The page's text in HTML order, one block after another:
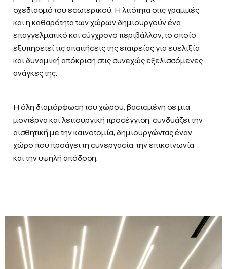
σχεδιασμό του εσωτερικού. Η λιτότητα στις γραμμές
και η καθαρότητα των χώρων δημιουργούν ένα
επαγγελματικό και σύγχρονο περιβάλλον, το οποίο
εξυπηρετεί τις απαιτήσεις της εταιρείας για ευελιξία
και δυναμική απόκριση στις συνεχώς εξελισσόμενες
ανάγκες της.
Η όλη διαμόρφωση του χώρου, βασισμένη σε μια
μοντέρνα και λειτουργική προσέγγιση, συνδυάζει την
αισθητική με την καινοτομία, δημιουργώντας έναν
χώρο που προάγει τη συνεργασία, την επικοινωνία
και την υψηλή απόδοση.